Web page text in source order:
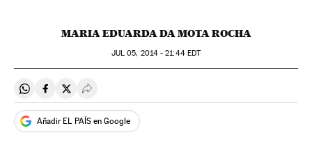
MARIA EDUARDA DA MOTA ROCHA
JUL 05, 2014 - 21:44EDT
Compartir en Whatsapp
Compartir en Facebook
Compartir en Twitter
Desplegar Redes Sociales
Añadir EL PAÍS en Google